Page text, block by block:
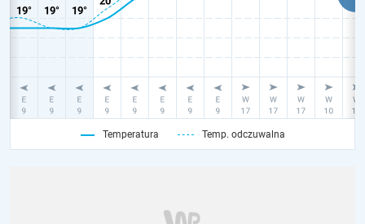
Temperatura Temp. odczuwalna